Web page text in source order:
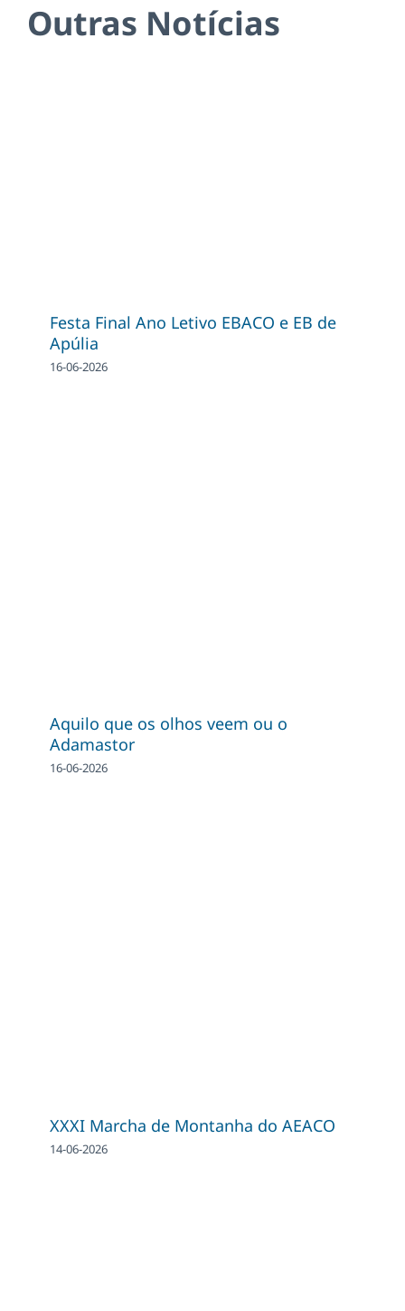
Outras Notícias
Festa Final Ano Letivo EBACO e EB de
Apúlia
16-06-2026
Aquilo que os olhos veem ou o
Adamastor
16-06-2026
XXXI Marcha de Montanha do AEACO
14-06-2026